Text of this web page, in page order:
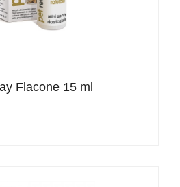
Flacone 15 ml